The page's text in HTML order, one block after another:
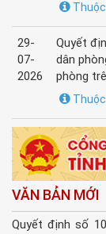
29-
07-
2026
Quyết
dân
phòng
VĂN BẢN MỚI
Quyết định số